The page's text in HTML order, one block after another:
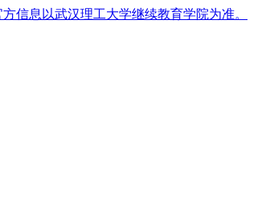
信息以武汉理工大学继续教育学院为准。